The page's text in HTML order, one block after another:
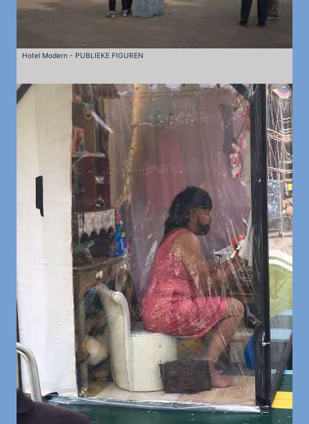
Hotel Modern - PUBLIEKE FIGUREN